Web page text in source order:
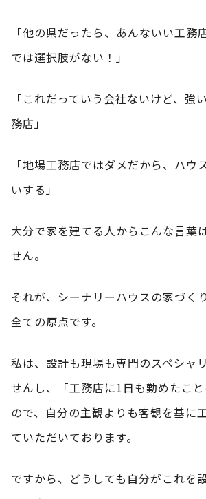
「他の県だったら、あんないい工務
では選択肢がない！」
「これだっていう会社ないけど、
務店」
「地場工務店ではダメだから、ハウ
いする」
大分で家を建てる人からこんな言葉
せん。
それが、シーナリーハウスの家づく
全ての原点です。
私は、設計も現場も専門のスペシャ
せんし、「工務店に1日も勤めたこ
ので、自分の主観よりも客観を基に
ていただいております。
ですから、どうしても自分がこれを